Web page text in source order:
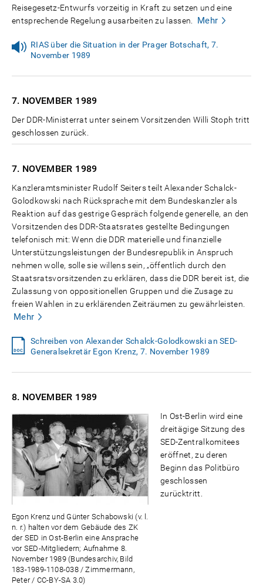
Reisegesetz-Entwurfs vorzeitig in Kraft zu setzen und eine
entsprechende Regelung ausarbeiten zu lassen.
Mehr
RIAS über die Situation in der Prager Botschaft, 7.
November 1989
7. NOVEMBER 1989
Der DDR-Ministerrat unter seinem Vorsitzenden Willi Stoph tritt
geschlossen zurück.
7. NOVEMBER 1989
Kanzleramtsminister Rudolf Seiters teilt Alexander Schalck-
Golodkowski nach Rücksprache mit dem Bundeskanzler als
Reaktion auf das gestrige Gespräch folgende generelle, an den
Vorsitzenden des DDR-Staatsrates gestellte Bedingungen
telefonisch mit: Wenn die DDR materielle und finanzielle
Unterstützungsleistungen der Bundesrepublik in Anspruch
nehmen wolle, solle sie willens sein, „öffentlich durch den
Staatsratsvorsitzenden zu erklären, dass die DDR bereit ist, die
Zulassung von oppositionellen Gruppen und die Zusage zu
freien Wahlen in zu erklärenden Zeiträumen zu gewährleisten.
Mehr
Schreiben von Alexander Schalck-Golodkowski an SED-
Generalsekretär Egon Krenz, 7. November 1989
8. NOVEMBER 1989
Egon Krenz und Günter Schabowski (v. l.
n. r.) halten vor dem Gebäude des ZK
der SED in Ost-Berlin eine Ansprache
vor SED-Mitgliedern; Aufnahme 8.
November 1989 (Bundesarchiv, Bild
183-1989-1108-038 / Zimmermann,
Peter / CC-BY-SA 3.0)
In Ost-Berlin wird eine
dreitägige Sitzung des
SED-Zentralkomitees
eröffnet, zu deren
Beginn das Politbüro
geschlossen
zurücktritt.